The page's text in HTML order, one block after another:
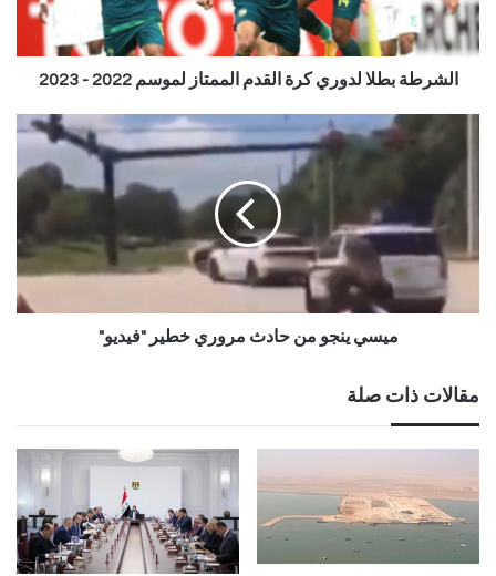
الشرطة بطلا لدوري كرة القدم الممتاز لموسم 2022 - 2023
ميسي ينجو من حادث مروري خطير "فيديو"
مقالات ذات صلة